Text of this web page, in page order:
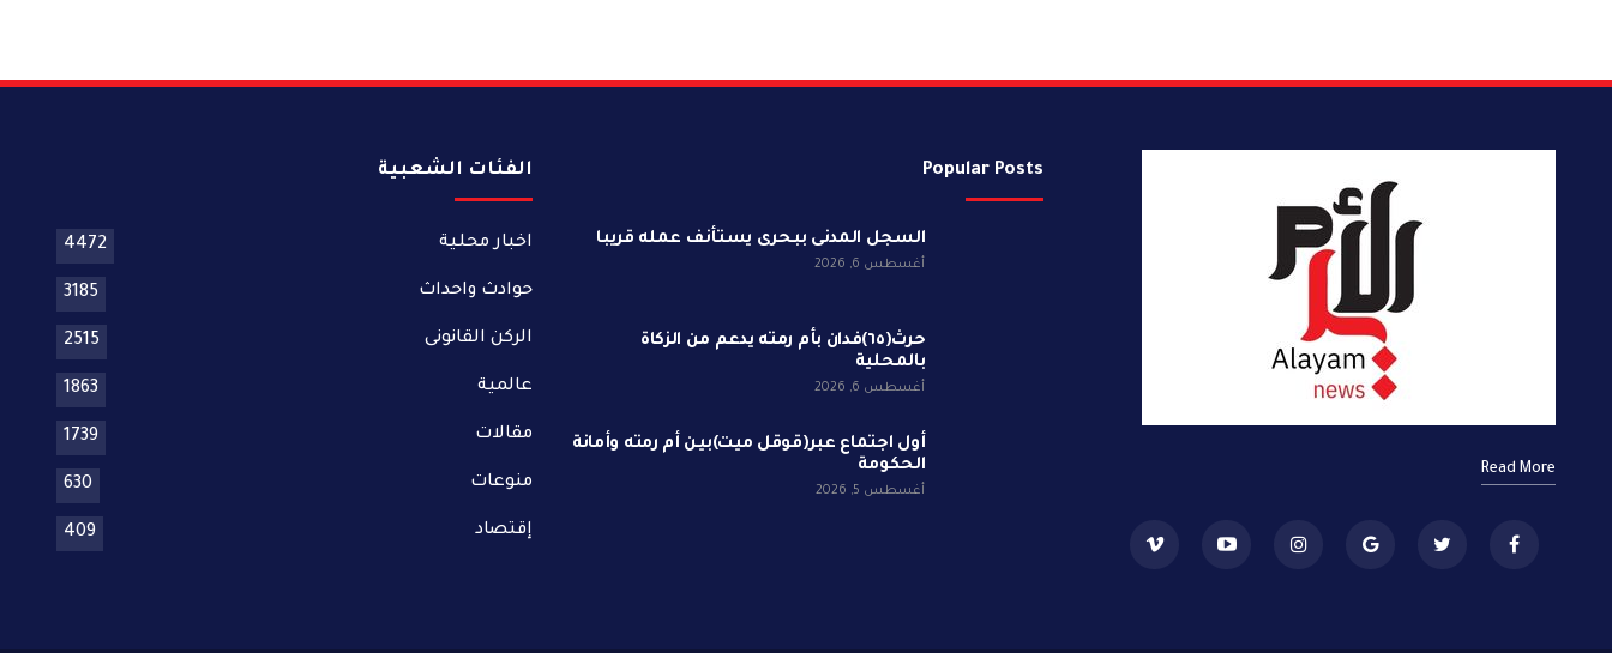
Read More
Popular Posts
السجل المدنى ببحرى يستأنف عمله قريبا
أغسطس 6, 2026
حرث(٦٥)فدان بأم رمته يدعم من الزكاة
بالمحلية
أغسطس 6, 2026
أول اجتماع عبر(قوقل ميت)بين أم رمته وأمانة
الحكومة
أغسطس 5, 2026
الفئات الشعبية
اخبار محلية 4472
حوادث واحداث 3185
الركن القانونى 2515
عالمية 1863
مقالات 1739
منوعات 630
إقتصاد 409